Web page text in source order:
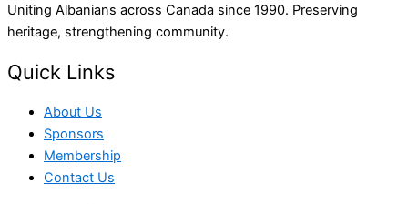
Uniting Albanians across Canada since 1990. Preserving
heritage, strengthening community.
Quick Links
About Us
Sponsors
Membership
Contact Us